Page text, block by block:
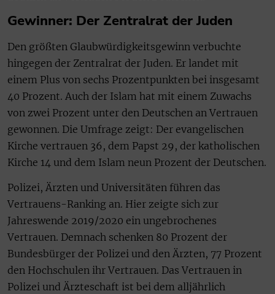
Gewinner: Der Zentralrat der Juden
Den größten Glaubwürdigkeitsgewinn verbuchte
hingegen der Zentralrat der Juden. Er landet mit
einem Plus von sechs Prozentpunkten bei insgesamt
40 Prozent. Auch der Islam hat mit einem Zuwachs
von zwei Prozent unter den Deutschen an Vertrauen
gewonnen. Die Umfrage zeigt: Der evangelischen
Kirche vertrauen 36, dem Papst 29, der katholischen
Kirche 14 und dem Islam neun Prozent der Deutschen.
Polizei, Ärzten und Universitäten führen das
Vertrauens-Ranking an. Hier zeigte sich zur
Jahreswende 2019/2020 ein ungebrochenes
Vertrauen. Demnach schenken 80 Prozent der
Bundesbürger der Polizei und den Ärzten, 77 Prozent
den Hochschulen ihr Vertrauen. Das Vertrauen in
Polizei und Ärzteschaft ist bei dem alljährlich